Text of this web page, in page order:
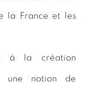
la France et les
à la création
une notion de